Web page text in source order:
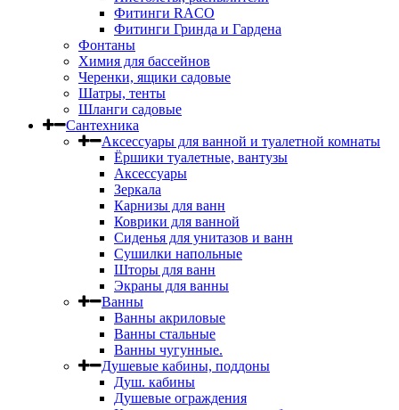
Фитинги RACO
Фитинги Гринда и Гардена
Фонтаны
Химия для бассейнов
Черенки, ящики садовые
Шатры, тенты
Шланги садовые
Сантехника
Аксессуары для ванной и туалетной комнаты
Ёршики туалетные, вантузы
Аксессуары
Зеркала
Карнизы для ванн
Коврики для ванной
Сиденья для унитазов и ванн
Сушилки напольные
Шторы для ванн
Экраны для ванны
Ванны
Ванны акриловые
Ванны стальные
Ванны чугунные.
Душевые кабины, поддоны
Душ. кабины
Душевые ограждения